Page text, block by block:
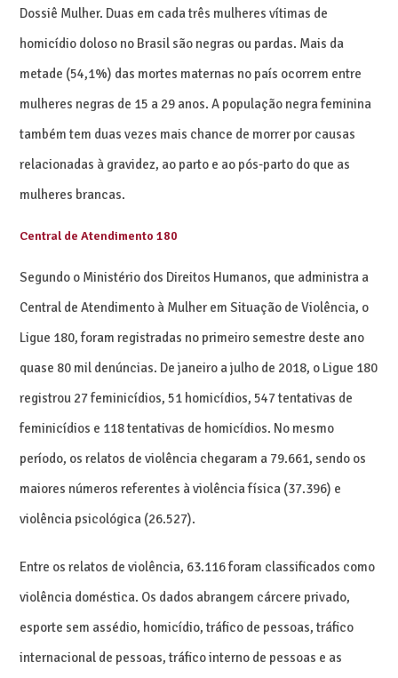
Dossiê Mulher. Duas em cada três mulheres vítimas de
homicídio doloso no Brasil são negras ou pardas. Mais da
metade (54,1%) das mortes maternas no país ocorrem entre
mulheres negras de 15 a 29 anos. A população negra feminina
também tem duas vezes mais chance de morrer por causas
relacionadas à gravidez, ao parto e ao pós-parto do que as
mulheres brancas.
Central de Atendimento 180
Segundo o Ministério dos Direitos Humanos, que administra a
Central de Atendimento à Mulher em Situação de Violência, o
Ligue 180, foram registradas no primeiro semestre deste ano
quase 80 mil denúncias. De janeiro a julho de 2018, o Ligue 180
registrou 27 feminicídios, 51 homicídios, 547 tentativas de
feminicídios e 118 tentativas de homicídios. No mesmo
período, os relatos de violência chegaram a 79.661, sendo os
maiores números referentes à violência física (37.396) e
violência psicológica (26.527).
Entre os relatos de violência, 63.116 foram classificados como
violência doméstica. Os dados abrangem cárcere privado,
esporte sem assédio, homicídio, tráfico de pessoas, tráfico
internacional de pessoas, tráfico interno de pessoas e as